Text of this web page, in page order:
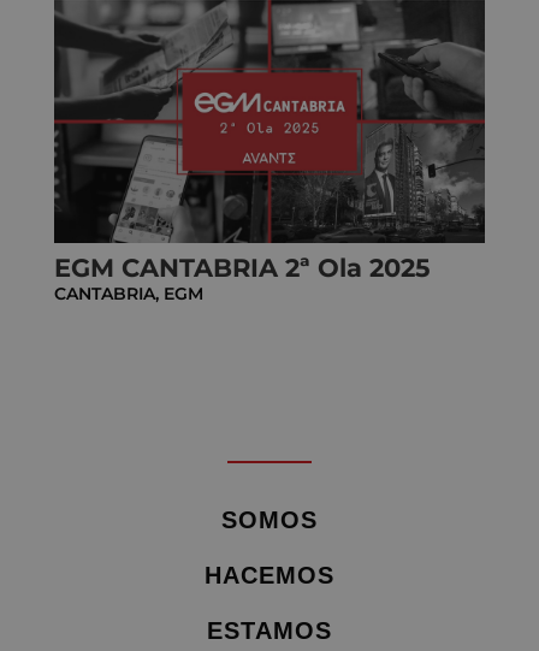
EGM CANTABRIA 2ª Ola 2025
CANTABRIA, EGM
SOMOS
HACEMOS
ESTAMOS